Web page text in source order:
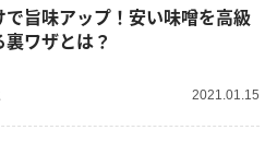
で旨味アップ！安い味噌を高級
ワザとは？
2021.01.15